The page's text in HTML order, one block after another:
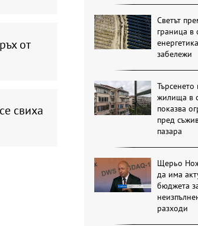
от
свиха
Светът
граница в
забележи
жилища в
показва
пред
пазара
Щерьо
да има
бюджета
разходи